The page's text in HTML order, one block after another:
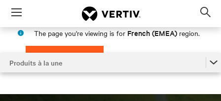
Menu
The page you're viewing is for French (EMEA) region.
PROCEED
Produits à la une